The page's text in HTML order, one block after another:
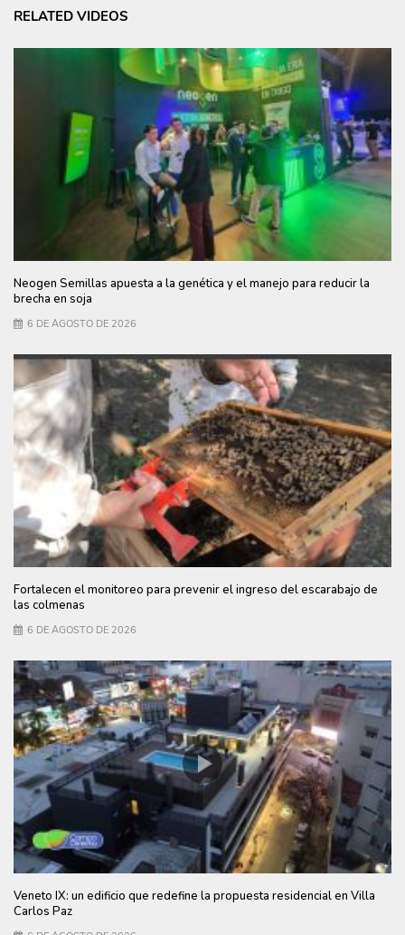
RELATED VIDEOS
Neogen Semillas apuesta a la genética y el manejo para reducir la
brecha en soja
6 DE AGOSTO DE 2026
Fortalecen el monitoreo para prevenir el ingreso del escarabajo de
las colmenas
6 DE AGOSTO DE 2026
Veneto IX: un edificio que redefine la propuesta residencial en Villa
Carlos Paz